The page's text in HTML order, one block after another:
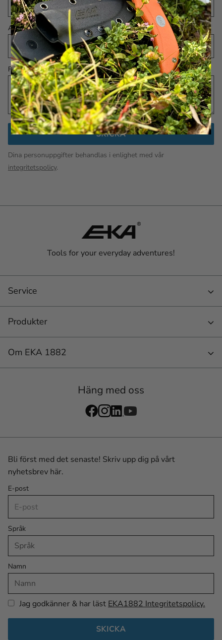
Antal
Felbeskrivning
SKICKA
Dina personuppgifter behandlas i enlighet med vår
integritetspolicy.
Tools for your everyday adventures!
Service
Produkter
Om EKA 1882
Häng med oss
Bli först med det senaste! Skriv upp dig på vårt
nyhetsbrev här.
E-post
Språk
Namn
Jag godkänner & har lästEKA1882 Integritetspolicy.
SKICKA